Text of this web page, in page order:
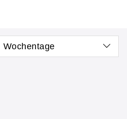
Wochentage